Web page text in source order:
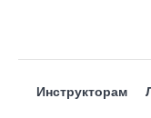
Инструкторам